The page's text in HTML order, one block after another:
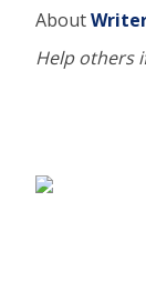
About
Help others